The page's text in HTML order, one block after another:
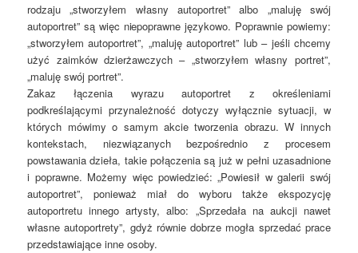
rodzaju „stworzyłem własny autoportret” albo „maluję swój
autoportret” są więc niepoprawne językowo. Poprawnie powiemy:
„stworzyłem autoportret”, „maluję autoportret” lub – jeśli chcemy
użyć zaimków dzierżawczych – „stworzyłem własny portret”,
„maluję swój portret”.
Zakaz łączenia wyrazu autoportret z określeniami
podkreślającymi przynależność dotyczy wyłącznie sytuacji, w
których mówimy o samym akcie tworzenia obrazu. W innych
kontekstach, niezwiązanych bezpośrednio z procesem
powstawania dzieła, takie połączenia są już w pełni uzasadnione
i poprawne. Możemy więc powiedzieć: „Powiesił w galerii swój
autoportret”, ponieważ miał do wyboru także ekspozycję
autoportretu innego artysty, albo: „Sprzedała na aukcji nawet
własne autoportrety”, gdyż równie dobrze mogła sprzedać prace
przedstawiające inne osoby.